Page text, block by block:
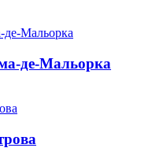
де-Мальорка